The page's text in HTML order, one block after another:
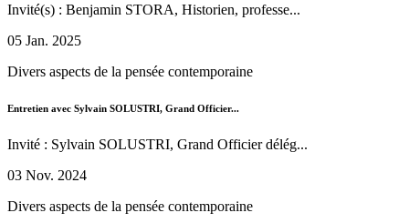
Invité(s) : Benjamin STORA, Historien, professe...
05 Jan. 2025
Divers aspects de la pensée contemporaine
Entretien avec Sylvain SOLUSTRI, Grand Officier...
Invité : Sylvain SOLUSTRI, Grand Officier délég...
03 Nov. 2024
Divers aspects de la pensée contemporaine